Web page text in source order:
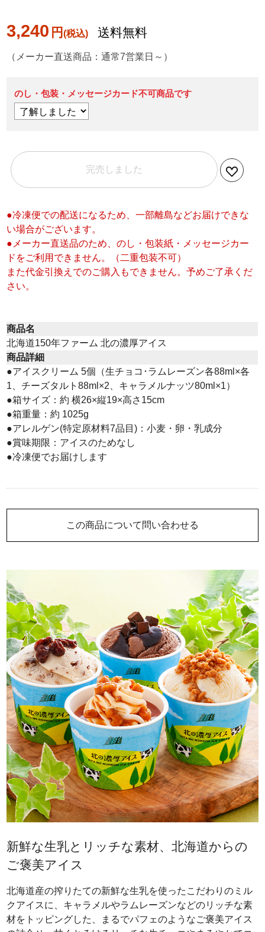
3,240 円 送料無料
（メーカー直送商品：通常7営業日～）
のし・包装・メッセージカード不可商品です
完売しました
この商品について問い合わせる
新鮮な生乳とリッチな素材、北海道からの
ご褒美アイス
北海道産の搾りたての新鮮な生乳を使ったこだわりのミル
クアイスに、キャラメルやラムレーズンなどのリッチな素
材をトッピングした、まるでパフェのようなご褒美アイス
●冷凍便での配送になるため、一部離島などお届けできな
い場合がございます。
●メーカー直送品のため、のし・包装紙・メッセージカー
ドをご利用できません。（二重包装不可）
また代金引換えでのご購入もできません。予めご了承くだ
さい。
商品名
北海道150年ファーム 北の濃厚アイス
商品詳細
●アイスクリーム 5個（生チョコ･ラムレーズン各88ml×各
1、チーズタルト88ml×2、キャラメルナッツ80ml×1）
●箱サイズ：約 横26×縦19×高さ15cm
●箱重量：約 1025g
●アレルゲン(特定原材料7品目)：小麦・卵・乳成分
●賞味期限：アイスのためなし
●冷凍便でお届けします